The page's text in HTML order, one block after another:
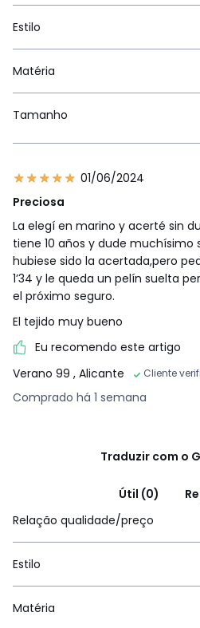
Estilo
Matéria
Tamanho
01/06/2024
Preciosa
La elegí en marino y acerté sin
tiene 10 años y dude muchísimo
hubiese sido la acertada,pero
1’34 y le queda un pelín suelta
el próximo seguro.
El tejido muy bueno
Eu recomendo este artigo
Verano 99 , Alicante Cliente
Comprado há 1 semana
Traduzir com o
Útil (0)
Relação qualidade/preço
Estilo
Matéria